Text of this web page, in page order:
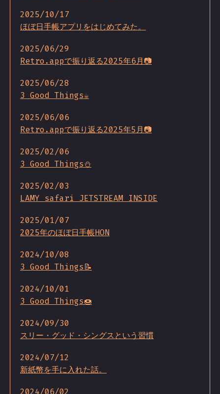
2025/10/17
ほぼ日手帳アプリをはじめてみた。
2025/06/29
Retro.appで振り返る2025年6月📷
2025/06/28
3 Good Things☕
2025/06/06
Retro.appで振り返る2025年5月📷
2025/02/06
3 Good Things⛄️
2025/02/03
LAMY safari JETSTREAM INSIDE
2025/01/07
2025年のほぼ日手帳HON
2024/10/08
3 Good Things📝
2024/10/01
3 Good Things🍩
2024/09/30
スリー・グッド・シングスという習慣
2024/07/12
新紙幣を手に入れた話。